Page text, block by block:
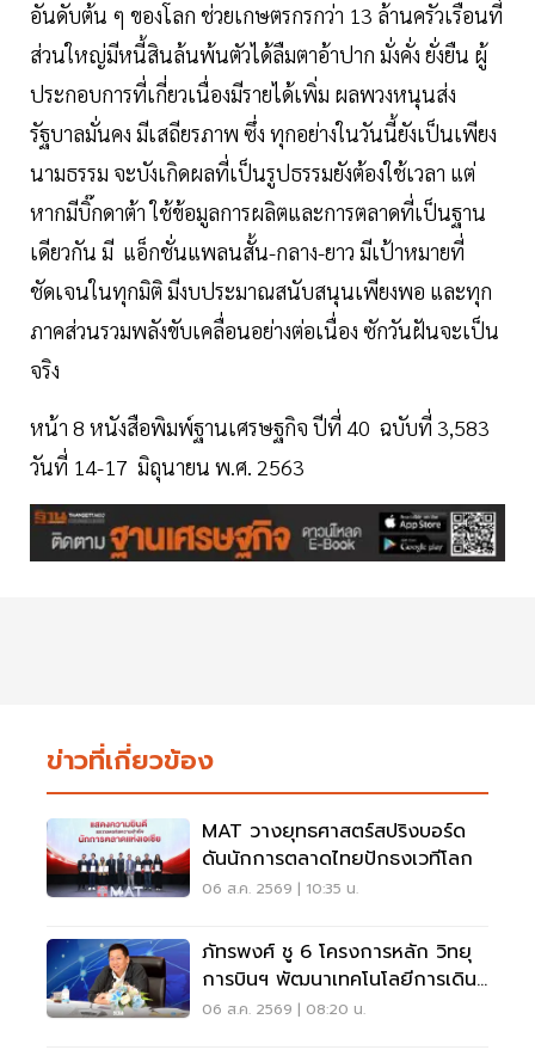
อันดับต้น ๆ ของโลก ช่วยเกษตรกรกว่า 13 ล้านครัวเรือนที่
ส่วนใหญ่มีหนี้สินล้นพ้นตัวได้ลืมตาอ้าปาก มั่งคั่ง ยั่งยืน ผู้
ประกอบการที่เกี่ยวเนื่องมีรายได้เพิ่ม ผลพวงหนุนส่ง
รัฐบาลมั่นคง มีเสถียรภาพ ซึ่ง ทุกอย่างในวันนี้ยังเป็นเพียง
นามธรรม จะบังเกิดผลที่เป็นรูปธรรมยังต้องใช้เวลา แต่
หากมีบิ๊กดาต้า ใช้ข้อมูลการผลิตและการตลาดที่เป็นฐาน
เดียวกัน มี แอ็กชั่นแพลนสั้น-กลาง-ยาว มีเป้าหมายที่
ชัดเจนในทุกมิติ มีงบประมาณสนับสนุนเพียงพอ และทุก
ภาคส่วนรวมพลังขับเคลื่อนอย่างต่อเนื่อง ซักวันฝันจะเป็น
จริง
หน้า 8 หนังสือพิมพ์ฐานเศรษฐกิจ ปีที่ 40 ฉบับที่ 3,583
วันที่ 14-17 มิถุนายน พ.ศ. 2563
ข่าวที่เกี่ยวข้อง
MAT วางยุทธศาสตร์สปริงบอร์ด
ดันนักการตลาดไทยปักธงเวทีโลก
06 ส.ค. 2569 | 10:35 น.
ภัทรพงศ์ ชู 6 โครงการหลัก วิทยุ
การบินฯ พัฒนาเทคโนโลยีการเดิน
อากาศ การบินยุคใหม่
06 ส.ค. 2569 | 08:20 น.